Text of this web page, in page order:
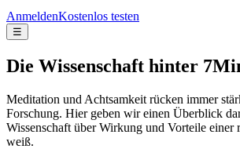
AnmeldenKostenlos testen
☰
Die Wis­sen­schaft hinter
Meditation und Achtsamkeit rücken immer
Forschung. Hier geben wir einen Überblick
Wissenschaft über Wirkung und Vorteile einer
weiß.